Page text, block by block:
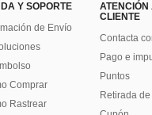
Y SOPORTE
de Envío
Comprar
Rastrear
ATENCIÓN
CLIENTE
Contacta
Pago e
Puntos
Retirada